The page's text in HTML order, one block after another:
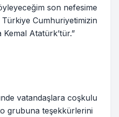
son nefesime
Cumhuriyetimizin
Atatürk’tür.”
vatandaşlara coşkulu
grubuna teşekkürlerini